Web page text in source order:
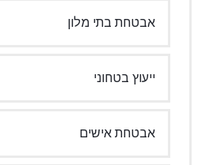
אבטחת בתי מלון
ייעוץ בטחוני
אבטחת אישים